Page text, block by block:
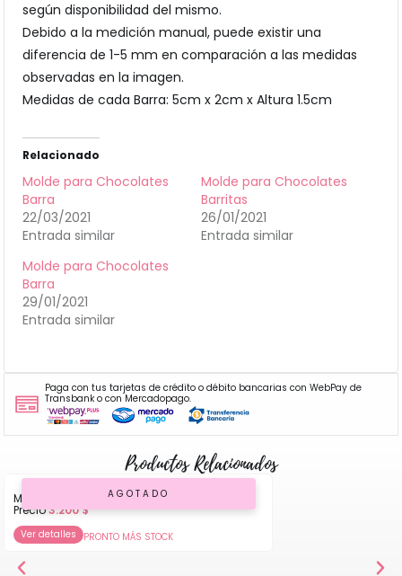
según disponibilidad del mismo.
Debido a la medición manual, puede existir una
diferencia de 1-5 mm en comparación a las medidas
observadas en la imagen.
Medidas de cada Barra: 5cm x 2cm x Altura 1.5cm
Relacionado
Molde para Chocolates
Barra
22/03/2021
Entrada similar
Molde para Chocolates
Barritas
26/01/2021
Entrada similar
Molde para Chocolates
Barra
29/01/2021
Entrada similar
Paga con tus tarjetas de crédito o débito bancarias con WebPay de
Transbank o con Mercadopago.
Productos Relacionados
AGOTADO
Molde de Silicona para Queque
Precio3.200$
Ver detalles PRONTO MÁS STOCK